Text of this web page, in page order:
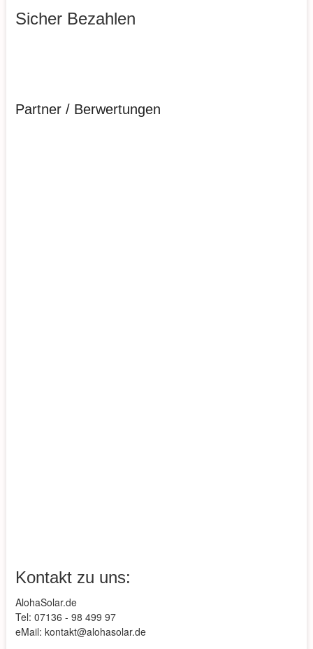
Sicher Bezahlen
Partner / Berwertungen
Kontakt zu uns:
AlohaSolar.de
Tel: 07136 - 98 499 97
eMail: kontakt@alohasolar.de